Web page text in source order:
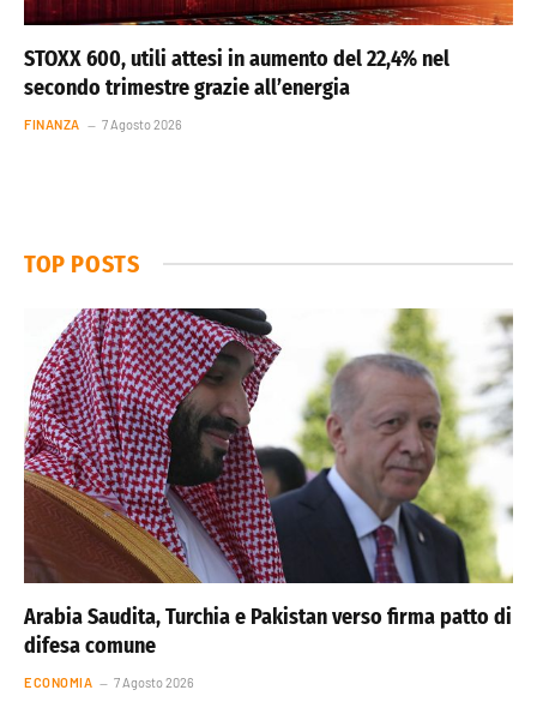
STOXX 600, utili attesi in aumento del 22,4% nel
secondo trimestre grazie all’energia
FINANZA 7 Agosto 2026
TOP POSTS
Arabia Saudita, Turchia e Pakistan verso firma patto di
difesa comune
ECONOMIA 7 Agosto 2026